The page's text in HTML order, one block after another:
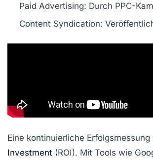
Paid Advertising: Durch PPC-
Content Syndication:
Eine kontinuierliche
Investment (ROI). Mit Tools wie